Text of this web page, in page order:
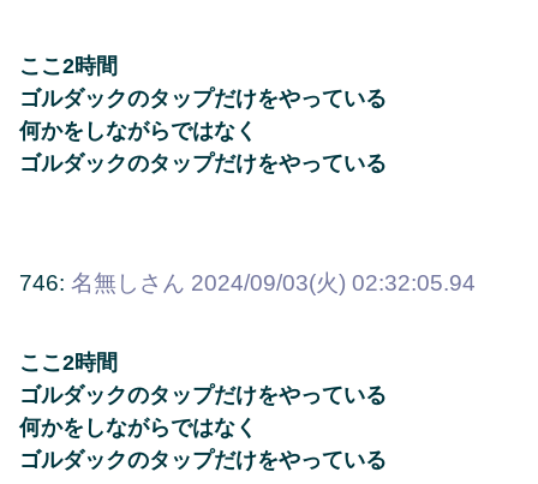
ここ2時間
ゴルダックのタップだけをやっている
何かをしながらではなく
ゴルダックのタップだけをやっている
746: 名無しさん 2024/09/03(火) 02:32:05.94
ここ2時間
ゴルダックのタップだけをやっている
何かをしながらではなく
ゴルダックのタップだけをやっている